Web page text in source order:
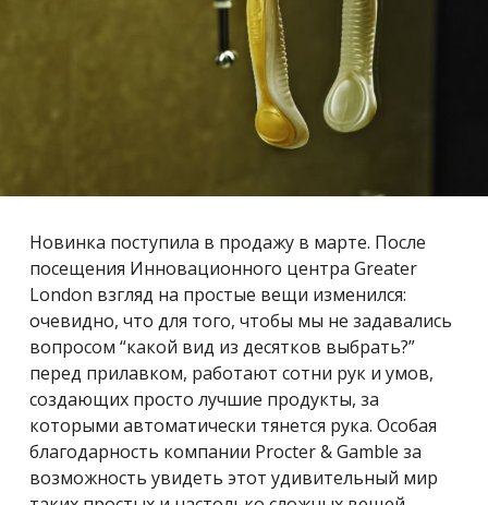
Новинка поступила в продажу в марте. После
посещения Инновационного центра Greater
London взгляд на простые вещи изменился:
очевидно, что для того, чтобы мы не задавались
вопросом “какой вид из десятков выбрать?”
перед прилавком, работают сотни рук и умов,
создающих просто лучшие продукты, за
которыми автоматически тянется рука. Особая
благодарность компании Procter & Gamble за
возможность увидеть этот удивительный мир